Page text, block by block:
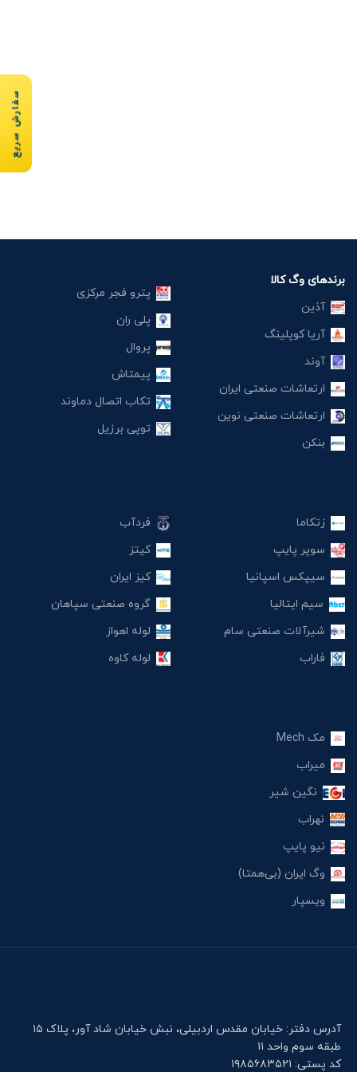
برندهای وگ کالا
آذین
آریا کوپلینگ
آوند
ارتعاشات صنعتی ایران
ارتعاشات صنعتی نوین
بنکن
پترو فجر مرکزی
پلی ران
پروال
پیمتاش
تکاب اتصال دماوند
توپی برزیل
زتکاما
سوپر پایپ
سیپکس اسپانیا
سیم ایتالیا
شیرآلات صنعتی سام
فاراب
فردآب
کیتز
کیز ایران
گروه صنعتی سپاهان
لوله اهواز
لوله کاوه
مک Mech
میراب
نگین شیر
نهراب
نیو پایپ
وگ ایران (بی‌همتا)
ویسپار
آدرس دفتر: خیابان مقدس اردبیلی، نبش خیابان شاد آور، پلاک ۱۵
طبقه سوم واحد ۱۱
کد پستی: ۱۹۸۵۶۸۳۵۲۱
سفارش سریع